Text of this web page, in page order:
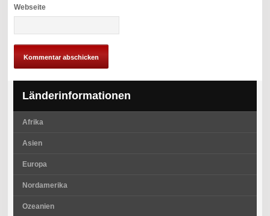
Webseite
Länderinformationen
Afrika
Asien
Europa
Nordamerika
Ozeanien